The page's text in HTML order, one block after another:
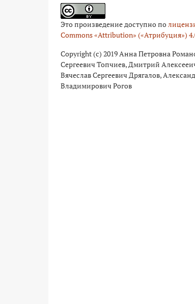
Это произведение доступно по
Commons «Attribution» («Атрибуция»)
Copyright (c) 2019 Анна Петровна
Сергеевич Топчиев, Дмитрий
Вячеслав Сергеевич Дрягалов,
Владимирович Рогов